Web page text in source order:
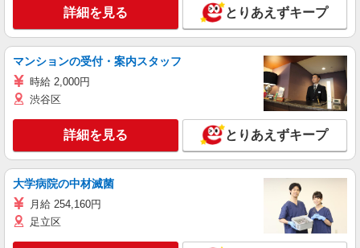
詳細を見る とりあえずキープ
マンションの受付・案内スタッフ
時給 2,000円
渋谷区
詳細を見る とりあえずキープ
大学病院の中材滅菌
月給 254,160円
足立区